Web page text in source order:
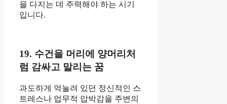
을 다지는 데 주력해야 하는 시기
입니다.
19. 수건을 머리에 양머리처
럼 감싸고 말리는 꿈
과도하게 억눌려 있던 정신적인 스
트레스나 업무적 압박감을 주변의